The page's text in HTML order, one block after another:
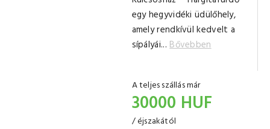
egy hegyvidéki üdülőhely,
amely rendkívül kedvelt a
sípályái...Bővebben
A teljes szállás már
30000 HUF
/ éjszakától